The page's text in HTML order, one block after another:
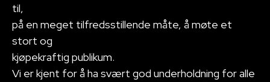
til,
på en meget tilfredsstillende måte, å møte et
stort og
kjøpekraftig publikum.
Vi er kjent for å ha svært god underholdning for alle